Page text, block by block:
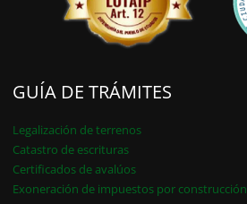
GUÍA DE TRÁMITES
Legalización de terrenos
Catastro de escrituras
Certificados de avalúos
Exoneración de impuestos por construcción